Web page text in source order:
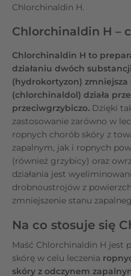
Chlorchinaldin H.
Chlorchinaldin H –
Chlorchinaldin H to
działaniu dwóch
(hydrokortyzon)
(chlorchinaldol) działa
przeciwgrzybiczo. Dzięki
zastosowanie zarówno w
ropnych chorób skóry z
zapalnym, jak i ropnych
(również grzybicy) oraz
działania jest
drobnoustrojów z
zmniejszenie stanu
Na co stosuje się
Maść Chlorchinaldin H jest
skórę w celu leczenia
skóry z odczynem